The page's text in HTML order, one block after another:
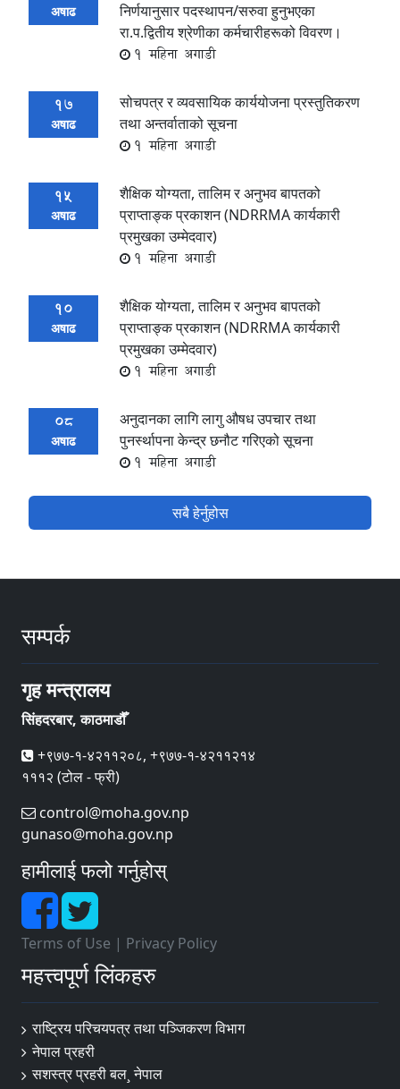
अषाढ
निर्णयानुसार पदस्थापन/सरुवा हुनुभएका
रा.प.द्वितीय श्रेणीका कर्मचारीहरूको विवरण।
1 महिना अगाडी
17
अषाढ
सोचपत्र र व्यवसायिक कार्ययोजना प्रस्तुतिकरण
तथा अन्तर्वाताको सूचना
1 महिना अगाडी
15
अषाढ
शैक्षिक योग्यता, तालिम र अनुभव बापतको
प्राप्ताङ्क प्रकाशन (NDRRMA कार्यकारी
प्रमुखका उम्मेदवार)
1 महिना अगाडी
10
अषाढ
शैक्षिक योग्यता, तालिम र अनुभव बापतको
प्राप्ताङ्क प्रकाशन (NDRRMA कार्यकारी
प्रमुखका उम्मेदवार)
1 महिना अगाडी
08
अषाढ
अनुदानका लागि लागु औषध उपचार तथा
पुनर्स्थापना केन्द्र छनौट गरिएको सूचना
1 महिना अगाडी
सबै हेर्नुहोस
सम्पर्क
गृह मन्त्रालय
सिंहदरबार, काठमाडौँ
+९७७-१-४२११२०८, +९७७-१-४२११२१४
१११२ (टोल - फ्री)
control@moha.gov.np
gunaso@moha.gov.np
हामीलाई फलो गर्नुहोस्
Terms of Use | Privacy Policy
महत्त्वपूर्ण लिंकहरु
राष्ट्रिय परिचयपत्र तथा पञ्‍जिकरण विभाग
नेपाल प्रहरी
सशस्त्र प्रहरी बल¸ नेपाल